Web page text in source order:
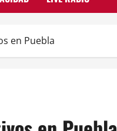
en Puebla